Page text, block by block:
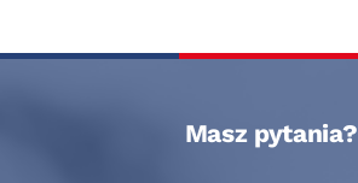
Masz pytania?